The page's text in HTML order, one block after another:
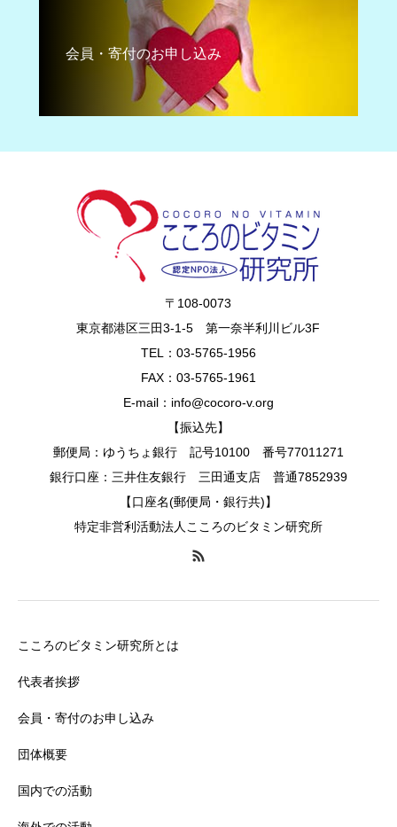
会員・寄付のお申し込み
〒108-0073
東京都港区三田3-1-5 第一奈半利川ビル3F
TEL：03-5765-1956
FAX：03-5765-1961
E-mail：info@cocoro-v.org
【振込先】
郵便局：ゆうちょ銀行 記号10100 番号77011271
銀行口座：三井住友銀行 三田通支店 普通7852939
【口座名(郵便局・銀行共)】
特定非営利活動法人こころのビタミン研究所
こころのビタミン研究所とは
代表者挨拶
会員・寄付のお申し込み
団体概要
国内での活動